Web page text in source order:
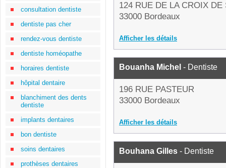
consultation dentiste
dentiste pas cher
rendez-vous dentiste
dentiste homéopathe
horaires dentiste
hôpital dentaire
blanchiment des dents
dentiste
implants dentaires
bon dentiste
soins dentaires
prothèses dentaires
124 RUE DE LA CROIX DE
33000 Bordeaux
Afficher les détails
Bouanha Michel - Dentiste
196 RUE PASTEUR
33000 Bordeaux
Afficher les détails
Bouhana Gilles - Dentiste